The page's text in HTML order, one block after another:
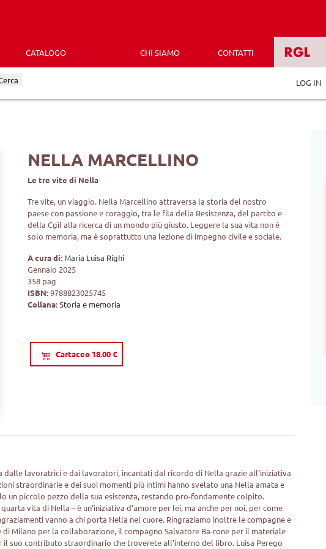
CATALOGO CHI SIAMO CONTATTI
LOG IN
NELLA MARCELLINO
Le tre vite di Nella
Tre vite, un viaggio. Nella Marcellino attraversa la storia del nostro
paese con passione e coraggio, tra le fila della Resistenza, del partito e
della Cgil alla ricerca di un mondo più giusto. Leggere la sua vita non è
solo memoria, ma è soprattutto una lezione di impegno civile e sociale.
A cura di: Maria Luisa Righi
Gennaio 2025
358 pag
ISBN:9788823025745
Collana:Storia e memoria
Cartaceo 18.00 €
dalle lavoratrici e dai lavoratori, incantati dal ricordo di Nella grazie all’iniziativa
straordinarie e dei suoi momenti più intimi hanno svelato una Nella amata e
un piccolo pezzo della sua esistenza, restando pro-fondamente colpito.
vita di Nella – è un’iniziativa d’amore per lei, ma anche per noi, per come
vanno a chi porta Nella nel cuore. Ringraziamo inoltre le compagne e
Milano per la collaborazione, il compagno Salvatore Ba-rone per il materiale
suo contributo straordinario che troverete all’interno del libro. Luisa Perego